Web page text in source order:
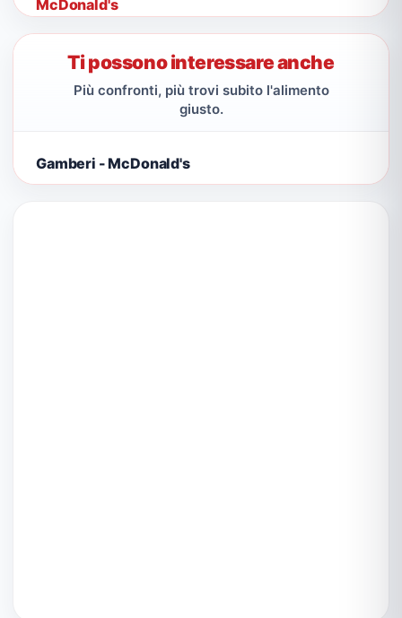
McDonald's
Ti possono interessare anche
Più confronti, più trovi subito l'alimento
giusto.
Gamberi - McDonald's